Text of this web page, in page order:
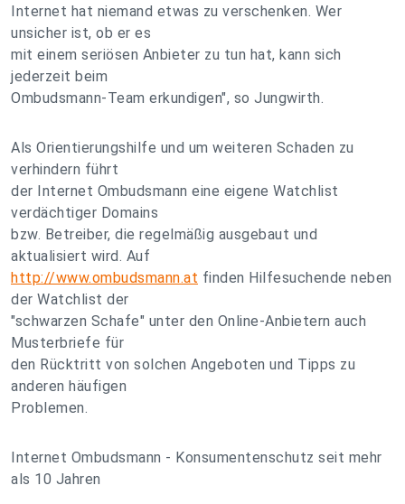
Internet hat niemand etwas zu verschenken. Wer
unsicher ist, ob er es
mit einem seriösen Anbieter zu tun hat, kann sich
jederzeit beim
Ombudsmann-Team erkundigen", so Jungwirth.
Als Orientierungshilfe und um weiteren Schaden zu
verhindern führt
der Internet Ombudsmann eine eigene Watchlist
verdächtiger Domains
bzw. Betreiber, die regelmäßig ausgebaut und
aktualisiert wird. Auf
http://www.ombudsmann.at finden Hilfesuchende neben
der Watchlist der
"schwarzen Schafe" unter den Online-Anbietern auch
Musterbriefe für
den Rücktritt von solchen Angeboten und Tipps zu
anderen häufigen
Problemen.
Internet Ombudsmann - Konsumentenschutz seit mehr
als 10 Jahren